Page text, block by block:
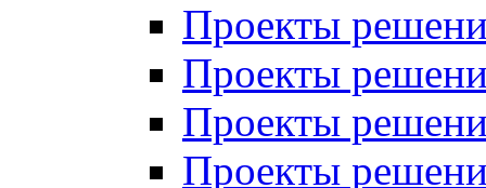
Проекты
Проекты
Проекты
Проекты